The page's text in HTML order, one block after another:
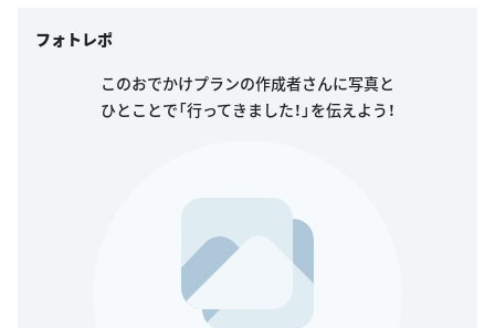
フォトレポ
このおでかけプランの作成者さんに写真と
ひとことで「行ってきました！」を伝えよう！